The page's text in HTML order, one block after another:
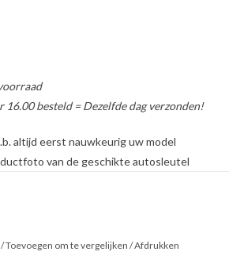
16.00 besteld = Dezelfde dag verzonden!
altijd eerst nauwkeurig uw model
van de geschikte autosleutel
/Toevoegen om te vergelijken /Afdrukken